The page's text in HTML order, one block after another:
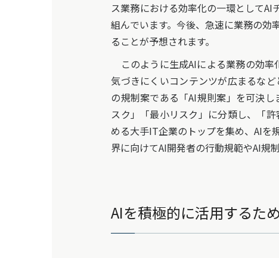
ス業務における効率化の一環としてAI
組んでいます。今後、急速に業務の効
ることが予想されます。
このように生成AIによる業務の効
気づきにくいコンテンツが広まるな
の規制案である「AI規則案」を可決
スク」「最小リスク」に分類し、「
める大手IT企業のトップを集め、AIを
界に向けてAI開発者の行動規範やAI規
AIを積極的に活用するた